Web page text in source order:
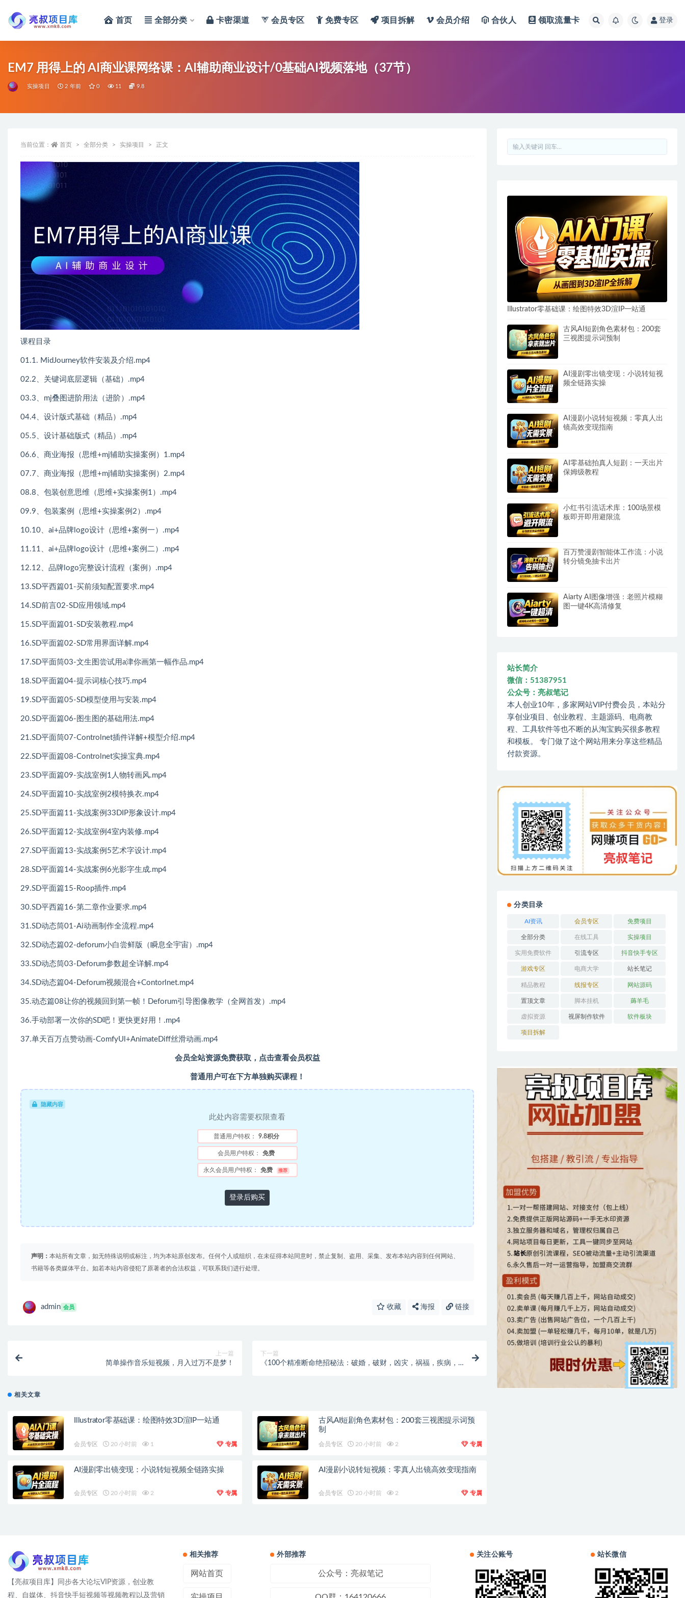
首页 全部分类 卡密渠道 会员专区 免费专区 项目拆解 会员介绍 合伙人 领取流量卡 登录
EM7 用得上的 AI商业课网络课：AI辅助商业设计/0基础AI视频落地（37节）
实操项目 2 年前 0 11 9.8
当前位置： 首页 全部分类 实操项目 正文
课程目录
01.1. MidJourney软件安装及介绍.mp4
02.2、关键词底层逻辑（基础）.mp4
03.3、mj叠图进阶用法（进阶）.mp4
04.4、设计版式基础（精品）.mp4
05.5、设计基础版式（精品）.mp4
06.6、商业海报（思维+mj辅助实操案例）1.mp4
07.7、商业海报（思维+mj辅助实操案例）2.mp4
08.8、包装创意思维（思维+实操案例1）.mp4
09.9、包装案例（思维+实操案例2）.mp4
10.10、ai+品牌logo设计（思维+案例一）.mp4
11.11、ai+品牌logo设计（思维+案例二）.mp4
12.12、品牌logo完整设计流程（案例）.mp4
13.SD平西篇01-买前须知配置要求.mp4
14.SD前言02-SD应用领域.mp4
15.SD平面篇01-SD安装教程.mp4
16.SD平面篇02-SD常用界面详解.mp4
17.SD平面筒03-文生图尝试用a津你画第一幅作品.mp4
18.SD平面篇04-提示词核心技巧.mp4
19.SD平面篇05-SD模型使用与安装.mp4
20.SD平面篇06-图生图的基础用法.mp4
21.SD平面筒07-Controlnet插件详解+模型介绍.mp4
22.SD平面篇08-Controlnet实操宝典.mp4
23.SD平面篇09-实战室例1人物转画风.mp4
24.SD平面篇10-实战室例2模特换衣.mp4
25.SD平面篇11-实战案例33DIP形象设计.mp4
26.SD平面篇12-实战室例4室内装修.mp4
27.SD平面篇13-实战案例5艺术字设计.mp4
28.SD平面篇14-实战案例6光影字生成.mp4
29.SD平面篇15-Roop插件.mp4
30.SD平西篇16-第二章作业要求.mp4
31.SD动态筒01-Ai动画制作全流程.mp4
32.SD动态篇02-deforum小白尝鲜版（瞬息全宇宙）.mp4
33.SD动态筒03-Deforum参数超全详解.mp4
34.SD动态篇04-Deforum视频混合+Contorlnet.mp4
35.动态篇08让你的视频回到第一帧！Deforum引导图像教学（全网首发）.mp4
36.手动部署一次你的SD吧！更快更好用！.mp4
37.单天百万点赞动画-ComfyUl+AnimateDiff丝滑动画.mp4
会员全站资源免费获取，点击查看会员权益
普通用户可在下方单独购买课程！
隐藏内容
此处内容需要权限查看
普通用户特权： 9.8积分
会员用户特权： 免费
永久会员用户特权： 免费 推荐
登录后购买
声明： 本站所有文章，如无特殊说明或标注，均为本站原创发布。任何个人或组织，在未征得本站同意时，禁止复制、盗用、采集、发布本站内容到任何网站、
书籍等各类媒体平台。如若本站内容侵犯了原著者的合法权益，可联系我们进行处理。
admin 会员 收藏 海报 链接
上一篇
简单操作音乐短视频，月入过万不是梦！
下一篇
《100个精准断命绝招秘法：破婚，破财，凶灾，祸福，疾病，
相关文章
Illustrator零基础课：绘图特效3D渲IP一站通
会员专区 20 小时前 1 专属
古风AI短剧角色素材包：200套三视图提示词预
制
会员专区 20 小时前 2 专属
AI漫剧零出镜变现：小说转短视频全链路实操
会员专区 20 小时前 2 专属
AI漫剧小说转短视频：零真人出镜高效变现指南
会员专区 20 小时前 2 专属
Illustrator零基础课：绘图特效3D渲IP一站通
古风AI短剧角色素材包：200套
三视图提示词预制
AI漫剧零出镜变现：小说转短视
频全链路实操
AI漫剧小说转短视频：零真人出
镜高效变现指南
AI零基础拍真人短剧：一天出片
保姆级教程
小红书引流话术库：100场景模
板即开即用避限流
百万赞漫剧智能体工作流：小说
转分镜免抽卡出片
Aiarty AI图像增强：老照片模糊
图一键4K高清修复
站长简介
微信：51387951
公众号：亮叔笔记
本人创业10年，多家网站VIP付费会员，本站分
享创业项目、创业教程、主题源码、电商教
程、工具软件等也不断的从淘宝购买很多教程
和模板。 专门做了这个网站用来分享这些精品
付款资源。
分类目录
AI资讯 会员专区 免费项目
全部分类 在线工具 实操项目
实用免费软件 引流专区 抖音快手专区
游戏专区 电商大学 站长笔记
精品教程 线报专区 网站源码
置顶文章 脚本挂机 薅羊毛
虚拟资源 视屏制作软件 软件板块
项目拆解
【亮叔项目库】同步各大论坛VIP资源，创业教
程、自媒体、抖音快手短视频等视频教程以及营销
相关推荐
网站首页
外部推荐
公众号：亮叔笔记
关注公账号 站长微信